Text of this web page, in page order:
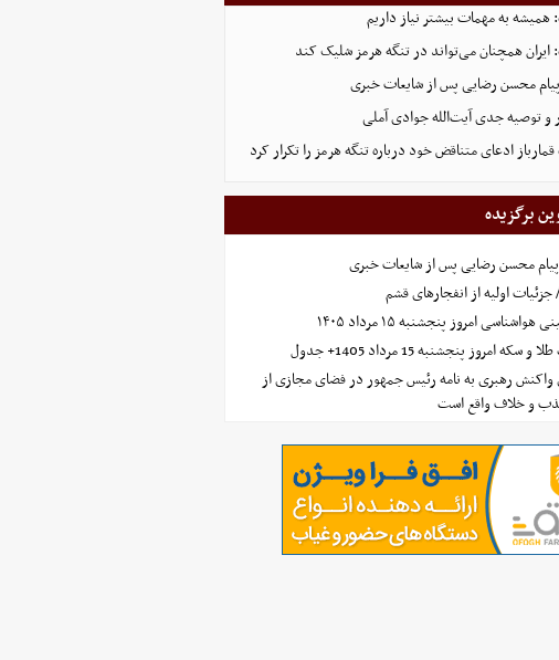
همیشه به مهمات بیشتر نیاز داریم
ایران همچنان می‌تواند در تنگه هرمز شلیک کند
پیام محسن رضایی پس از شایعات خبری
و توصیه جدی آیت‌الله جوادی آملی
ادعای متناقض خود درباره تنگه هرمز را تکرار کرد
برگزیده
پیام محسن رضایی پس از شایعات خبری
اولیه از انفجارهای قشم
هواشناسی امروز پنجشنبه ۱۵ مرداد ۱۴۰۵
سکه امروز پنجشنبه 15 مرداد 1405+ جدول
واکنش رهبری به نامه رئیس جمهور در فضای مجازی از
و خلاف واقع است